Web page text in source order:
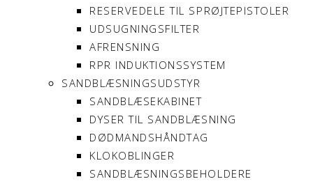
RESERVEDELE TIL SPRØJTEPISTOLER
UDSUGNINGSFILTER
AFRENSNING
RPR INDUKTIONSSYSTEM
SANDBLÆSNINGSUDSTYR
SANDBLÆSEKABINET
DYSER TIL SANDBLÆSNING
DØDMANDSHÅNDTAG
KLOKOBLINGER
SANDBLÆSNINGSBEHOLDERE